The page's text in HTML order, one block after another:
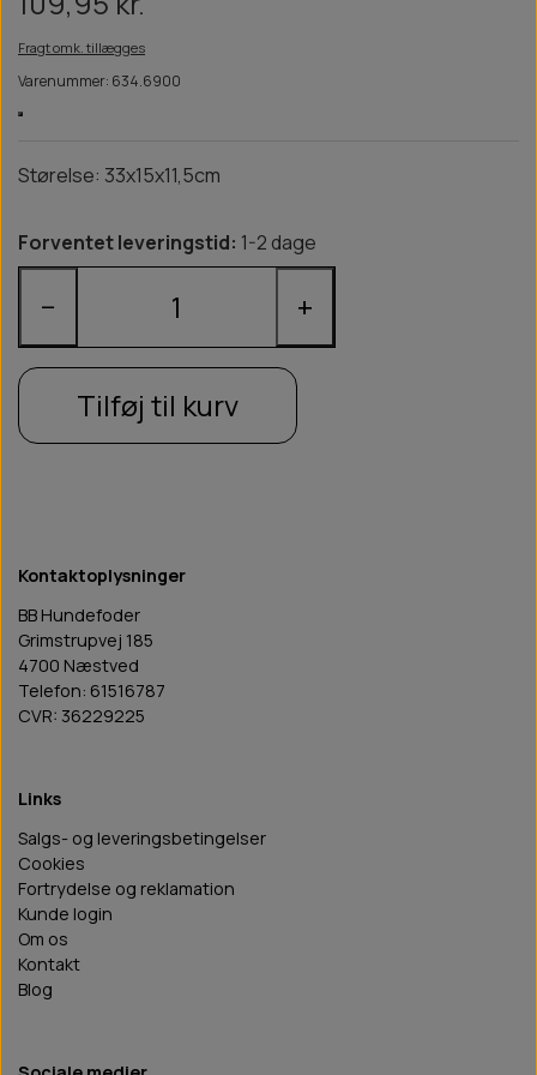
Fragt omk. tillægges
Varenummer: 634.6900
Størelse: 33x15x11,5cm
Forventet leveringstid: 1-2 dage
− +
Tilføj til kurv
Kontaktoplysninger
BB Hundefoder
Grimstrupvej 185
4700 Næstved
Telefon: 61516787
CVR: 36229225
Links
Salgs- og leveringsbetingelser
Cookies
Fortrydelse og reklamation
Kunde login
Om os
Kontakt
Blog